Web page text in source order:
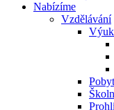
Nabízíme
Vzdělávání